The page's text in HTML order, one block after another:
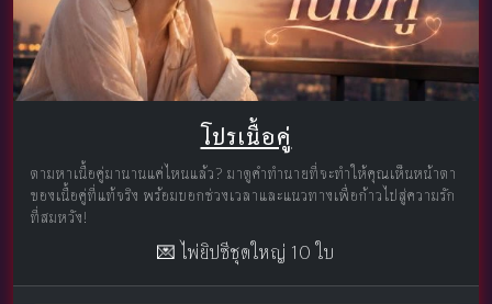
โปรเนื้อคู่
ตามหาเนื้อคู่มานานแค่ไหนแล้ว? มาดูคำทำนายที่จะทำให้คุณเห็นหน้าตา
ของเนื้อคู่ที่แท้จริง พร้อมบอกช่วงเวลาและแนวทางเพื่อก้าวไปสู่ความรัก
ที่สมหวัง!
💌 ไพ่ยิปซีชุดใหญ่ 10 ใบ